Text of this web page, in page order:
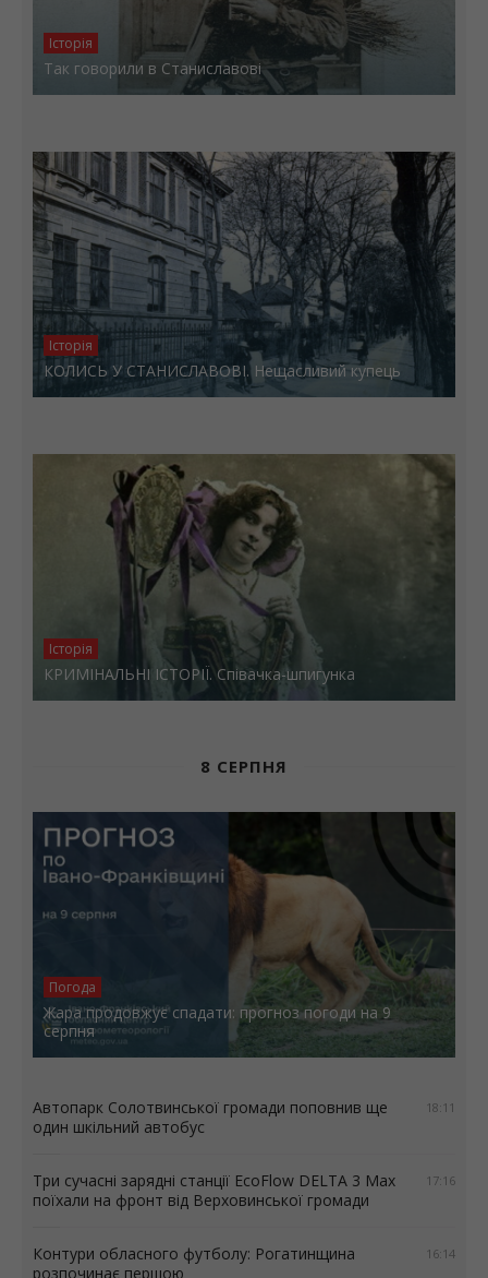
Історія
Так говорили в Станиславові
Історія
КОЛИСЬ У СТАНИСЛАВОВІ. Нещасливий купець
Історія
КРИМІНАЛЬНІ ІСТОРІЇ. Співачка-шпигунка
8 СЕРПНЯ
Погода
Жара продовжує спадати: прогноз погоди на 9
серпня
18:11
Автопарк Солотвинської громади поповнив ще
один шкільний автобус
17:16
Три сучасні зарядні станції EcoFlow DELTA 3 Max
поїхали на фронт від Верховинської громади
16:14
Контури обласного футболу: Рогатинщина
розпочинає першою